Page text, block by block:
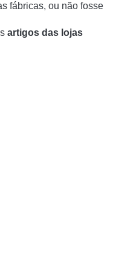
fábricas, ou não fosse
artigos das lojas